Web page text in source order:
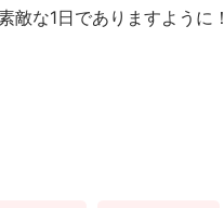
な1日でありますように！